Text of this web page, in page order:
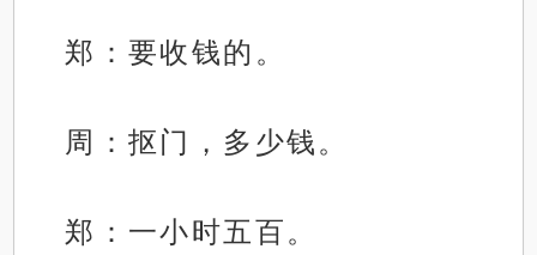
郑：要收钱的。
周：抠门，多少钱。
郑：一小时五百。